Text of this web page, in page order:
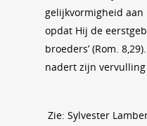
gelijkvormigheid aan
opdat Hij de
broeders’ (Rom.
nadert zijn vervulling
Zie: Sylvester